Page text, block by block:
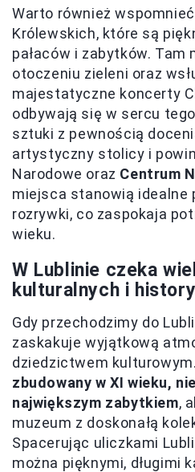
Warto również
Królewskich, które są
pałaców i zabytków. Tam
otoczeniu zieleni oraz
majestatyczne koncerty
odbywają się w sercu
sztuki z pewnością
artystyczny stolicy i
Narodowe oraz Centrum
miejsca stanowią idealne
rozrywki, co zaspokaja
wieku.
W Lublinie czeka
kulturalnych i
Gdy przechodzimy do
zaskakuje wyjątkową
dziedzictwem kulturowym.
zbudowany w XI wieku,
największym zabytkiem,
muzeum z doskonałą
Spacerując uliczkami
można pięknymi, długimi